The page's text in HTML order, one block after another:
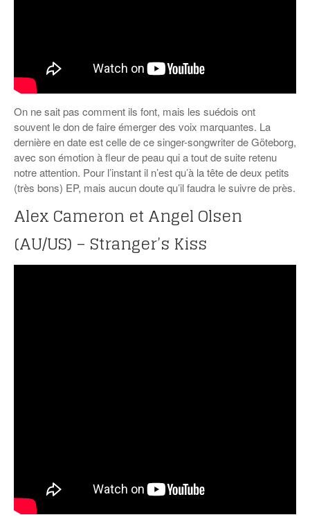
On ne sait pas comment ils font, mais les suédois ont
souvent le don de faire émerger des voix marquantes. La
dernière en date est celle de ce singer-songwriter de Göteborg,
avec son émotion à fleur de peau qui a tout de suite retenu
notre attention. Pour l’instant il n’est qu’à la tête de deux petits
(très bons) EP, mais aucun doute qu’il faudra le suivre de près.
Alex Cameron et Angel Olsen
(AU/US) – Stranger’s Kiss